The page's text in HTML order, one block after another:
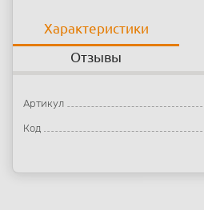
Характеристики
Отзывы
Артикул
Код